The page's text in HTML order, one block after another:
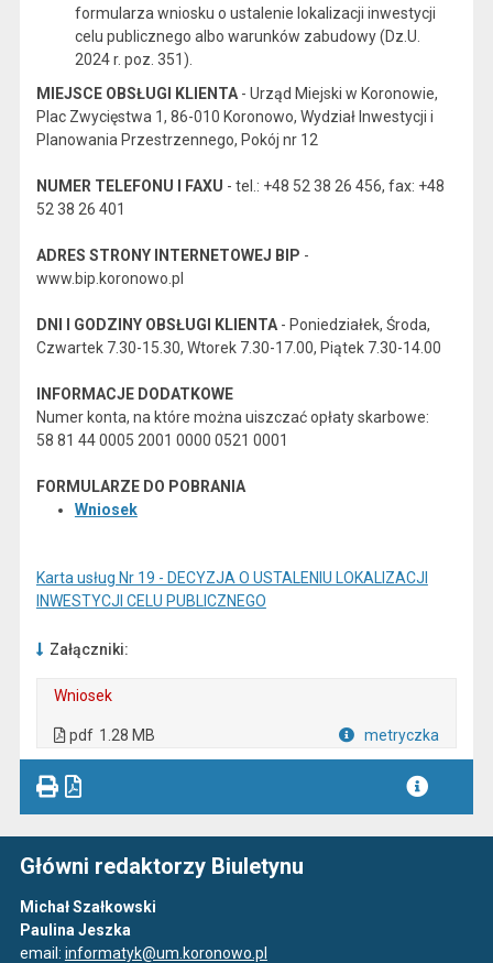
formularza wniosku o ustalenie lokalizacji inwestycji
celu publicznego albo warunków zabudowy (Dz.U.
2024 r. poz. 351).
MIEJSCE OBSŁUGI KLIENTA- Urząd Miejski w Koronowie,
Plac Zwycięstwa 1, 86-010 Koronowo, Wydział Inwestycji i
Planowania Przestrzennego, Pokój nr 12
NUMER TELEFONU I FAXU - tel.: +48 52 38 26 456, fax: +48
52 38 26 401
ADRES STRONY INTERNETOWEJ BIP -
www.bip.koronowo.pl
DNI I GODZINY OBSŁUGI KLIENTA- Poniedziałek, Środa,
Czwartek 7.30-15.30, Wtorek 7.30-17.00, Piątek 7.30-14.00
INFORMACJE DODATKOWE
Numer konta, na które można uiszczać opłaty skarbowe:
58 81 44 0005 2001 0000 0521 0001
FORMULARZE DO POBRANIA
Wniosek
Karta usług Nr 19 - DECYZJA O USTALENIU LOKALIZACJI
INWESTYCJI CELU PUBLICZNEGO
Załączniki:
Wniosek
pdf 1.28 MB metryczka
Główni redaktorzy Biuletynu
Michał Szałkowski
Paulina Jeszka
email: informatyk@um.koronowo.pl